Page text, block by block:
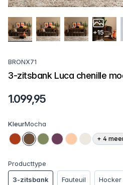
+15
BRONX71
3-zitsbank Luca chenille
1.099,95
KleurMocha
+ 4
Producttype
3-zitsbank
Fauteuil Hocker